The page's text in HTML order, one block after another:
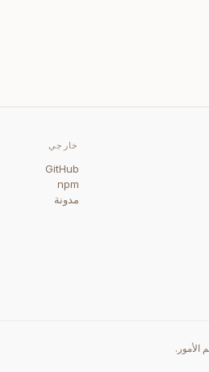
خارجي
GitHub
npm
مدونة